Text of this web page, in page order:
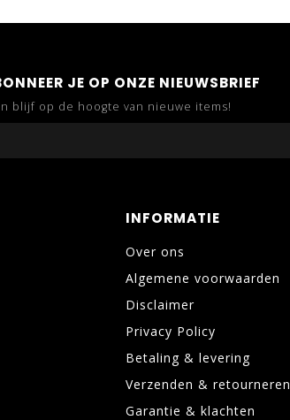
JE OP ONZE NIEUWSBRIEF
blijf op de hoogte van nieuwe items!
INFORMATIE
Over ons
Algemene voorwaarden
Disclaimer
Privacy Policy
Betaling & levering
Verzenden & retourneren
Garantie & klachten